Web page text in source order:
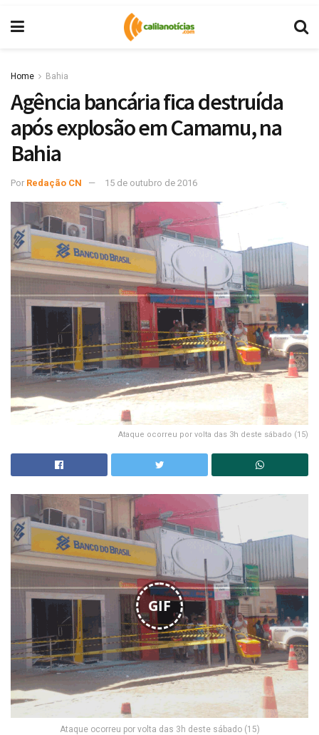
Home Bahia
Agência bancária fica destruída
após explosão em Camamu, na
Bahia
Por Redação CN 15 de outubro de 2016
Ataque ocorreu por volta das 3h deste sábado (15)
GIF
Ataque ocorreu por volta das 3h deste sábado (15)